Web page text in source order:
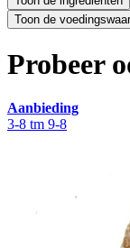
Probeer
Aanbieding
3-8 tm 9-8